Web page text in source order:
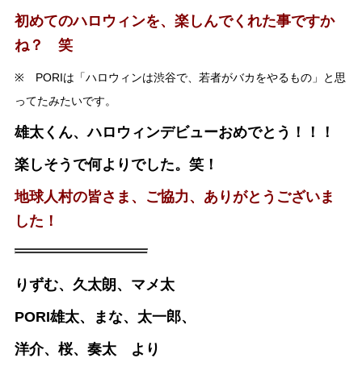
初めてのハロウィンを、楽しんでくれた事ですか
ね？ 笑
※ PORIは「ハロウィンは渋谷で、若者がバカをやるもの」と思
ってたみたいです。
雄太くん、ハロウィンデビューおめでとう！！！
楽しそうで何よりでした。笑！
地球人村の皆さま、ご協力、ありがとうございま
した！
りずむ、久太朗、マメ太
PORI雄太、まな、太一郎、
洋介、桜、奏太 より